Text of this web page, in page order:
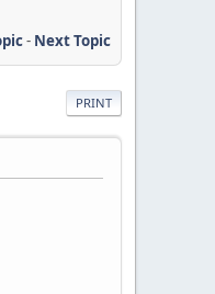
- Next Topic
PRINT